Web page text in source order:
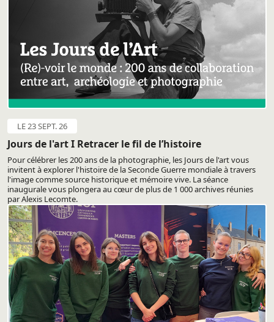
LE 23 SEPT. 26
Jours de l'art I Retracer le fil de l’histoire
Pour célébrer les 200 ans de la photographie, les Jours de l'art vous
invitent à explorer l'histoire de la Seconde Guerre mondiale à travers
l'image comme source historique et mémoire vive. La séance
inaugurale vous plongera au cœur de plus de 1 000 archives réunies
par Alexis Lecomte.